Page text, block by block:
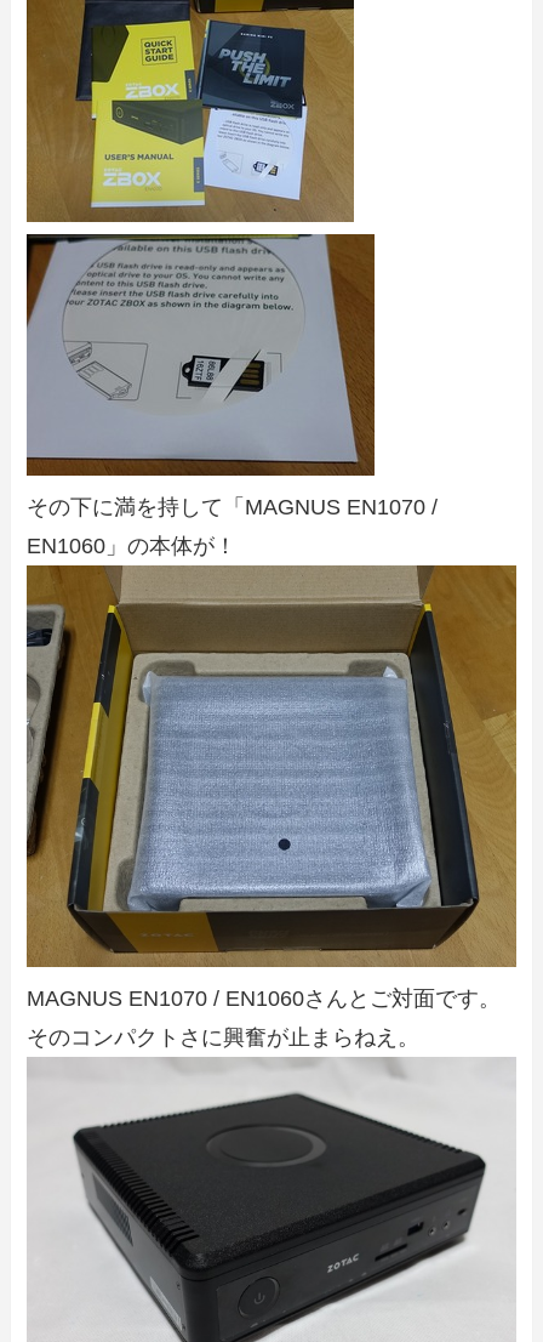
その下に満を持して「MAGNUS EN1070 /
EN1060」の本体が！
MAGNUS EN1070 / EN1060さんとご対面です。
そのコンパクトさに興奮が止まらねえ。